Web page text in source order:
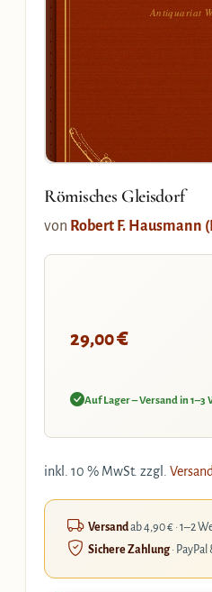
Antiquariat
Römisches Gleisdorf
von Robert F. Hausmann
29,00€
Auf Lager – Versand in 1–3
inkl. 10 % MwSt. zzgl.
Versandab 4,90 € · 1–2
Sichere Zahlung·